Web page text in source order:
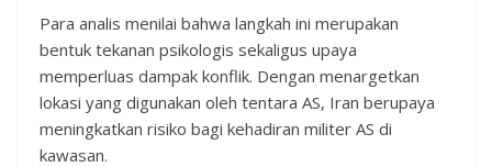
Para analis menilai bahwa langkah ini merupakan
bentuk tekanan psikologis sekaligus upaya
memperluas dampak konflik. Dengan menargetkan
lokasi yang digunakan oleh tentara AS, Iran berupaya
meningkatkan risiko bagi kehadiran militer AS di
kawasan.